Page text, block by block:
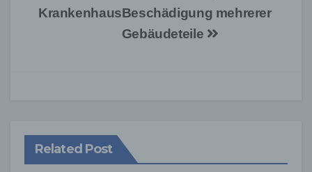
Beschädigung mehrerer
Gebäudeteile
Krankenhaus
Related Post